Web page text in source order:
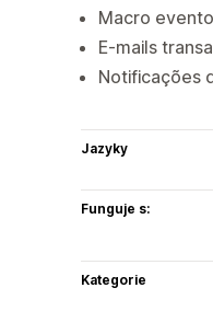
Macro
E-mails
Notificações
Jazyky
Funguje s:
Kategorie